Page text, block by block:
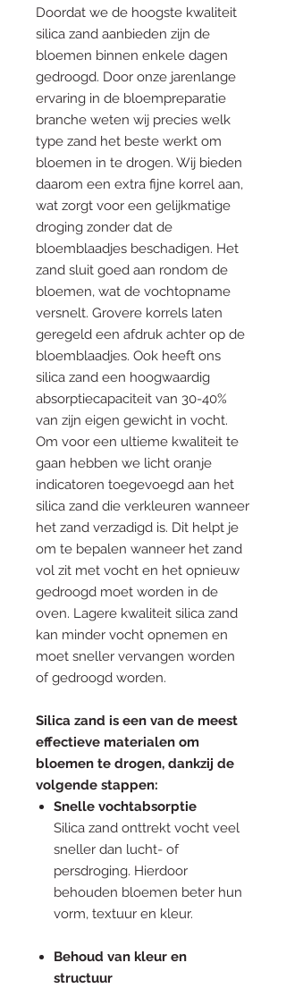
Doordat we de hoogste kwaliteit
silica zand aanbieden zijn de
bloemen binnen enkele dagen
gedroogd. Door onze jarenlange
ervaring in de bloempreparatie
branche weten wij precies welk
type zand het beste werkt om
bloemen in te drogen. Wij bieden
daarom een extra fijne korrel aan,
wat zorgt voor een gelijkmatige
droging zonder dat de
bloemblaadjes beschadigen. Het
zand sluit goed aan rondom de
bloemen, wat de vochtopname
versnelt. Grovere korrels laten
geregeld een afdruk achter op de
bloemblaadjes. Ook heeft ons
silica zand een hoogwaardig
absorptiecapaciteit van 30-40%
van zijn eigen gewicht in vocht.
Om voor een ultieme kwaliteit te
gaan hebben we licht oranje
indicatoren toegevoegd aan het
silica zand die verkleuren wanneer
het zand verzadigd is. Dit helpt je
om te bepalen wanneer het zand
vol zit met vocht en het opnieuw
gedroogd moet worden in de
oven. Lagere kwaliteit silica zand
kan minder vocht opnemen en
moet sneller vervangen worden
of gedroogd worden.
Silica zand is een van de meest
effectieve materialen om
bloemen te drogen, dankzij de
volgende stappen:
Snelle vochtabsorptie
Silica zand onttrekt vocht veel
sneller dan lucht- of
persdroging. Hierdoor
behouden bloemen beter hun
vorm, textuur en kleur.
Behoud van kleur en
structuur